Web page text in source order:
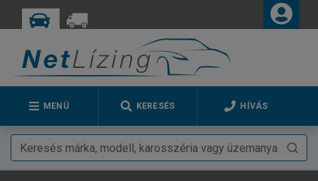
MENÜ KERESÉS HÍVÁS